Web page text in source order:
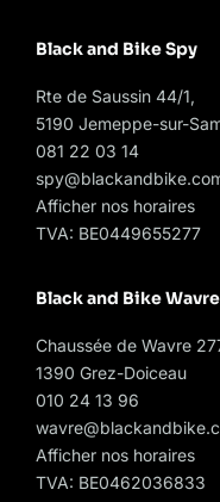
Black and Bike Spy
Rte de Saussin 44/1,
5190 Jemeppe-sur-
081 22 03 14
Afficher nos horaires
TVA: BE0449655277
Black and Bike Wavre
Chaussée de Wavre
1390 Grez-Doiceau
010 24 13 96
Afficher nos horaires
TVA: BE0462036833